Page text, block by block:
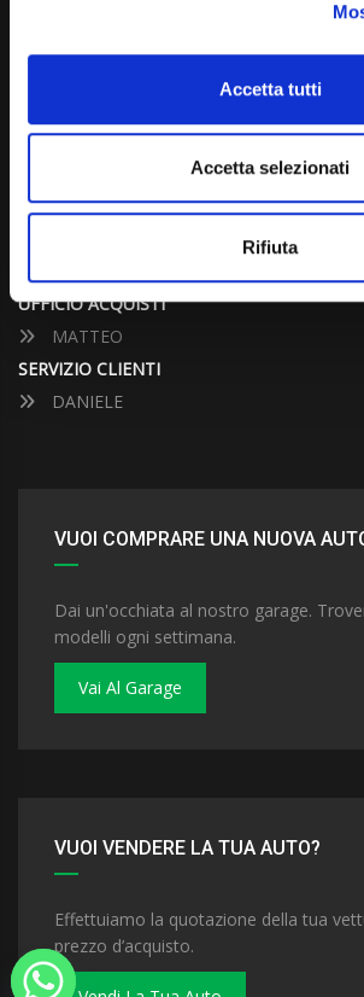
Accetta tutti
Accetta selezionati
Rifiuta
Domenica: chiuso
CONTATTA UN CONSULENTE
UFFICIO VENDITE
UFFICIO ACQUISTI
MATTEO
SERVIZIO CLIENTI
DANIELE
VUOI COMPRARE UNA NUOVA
Dai un'occhiata al nostro garage.
modelli ogni settimana.
Vai Al Garage
VUOI VENDERE LA TUA AUTO?
Effettuiamo la quotazione della tua
prezzo d’acquisto.